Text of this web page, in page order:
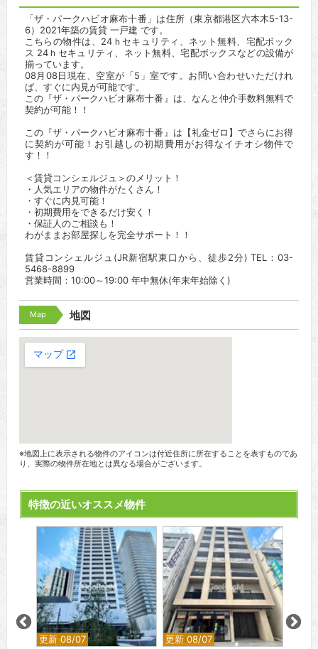
「ザ・パークハビオ麻布十番」は住所（東京都港区六本木5-13-
6）2021年築の賃貸 一戸建 です。
こちらの物件は、24ｈセキュリティ、ネット無料、宅配ボック
ス 24ｈセキュリティ、ネット無料、宅配ボックスなどの設備が
揃っています。
08月08日現在、空室が「5」室です。お問い合わせいただけれ
ば、すぐに内見が可能です。
この『ザ・パークハビオ麻布十番』は、なんと仲介手数料無料で
契約が可能！！
この『ザ・パークハビオ麻布十番』は【礼金ゼロ】でさらにお得
に契約が可能！お引越しの初期費用がお得なイチオシ物件で
す！！
＜賃貸コンシェルジュ＞のメリット！
・人気エリアの物件がたくさん！
・すぐに内見可能！
・初期費用をできるだけ安く！
・保証人のご相談も！
わがままお部屋探しを完全サポート！！
賃貸コンシェルジュ(JR新宿駅東口から、徒歩2分) TEL：03-
5468-8899
営業時間：10:00～19:00 年中無休(年末年始除く)
Map 地図
※地図上に表示される物件のアイコンは付近住所に所在することを表すものであ
り、実際の物件所在地とは異なる場合がございます。
特徴の近いオススメ物件
更新 08/07 更新 08/07